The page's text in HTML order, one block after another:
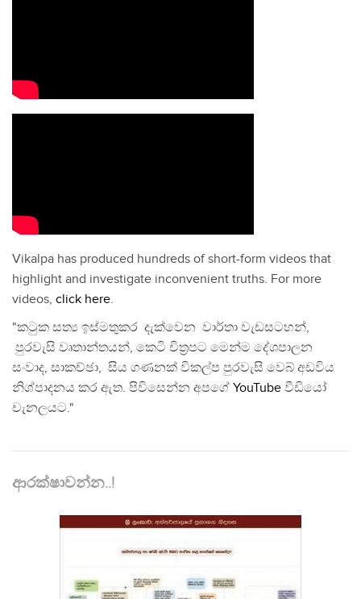
Vikalpa has produced hundreds of short-form videos that
highlight and investigate inconvenient truths. For more
videos, click here.
"කටුක සත්‍ය ඉස්මතුකර දැක්වෙන වාර්තා වැඩසටහන්,
පුරවැසි වෘතාන්තයන්, කෙටි චිත්‍රපට මෙන්ම දේශපාලන
සංවාද, සාකච්ඡා, සිය ගණනක් විකල්ප පුරවැසි වෙබ් අඩවිය
නිශ්පාදනය කර ඇත. පිවිසෙන්න අපගේ YouTube වීඩියෝ
චැනලයට."
ආරක්ෂාවන්න..!